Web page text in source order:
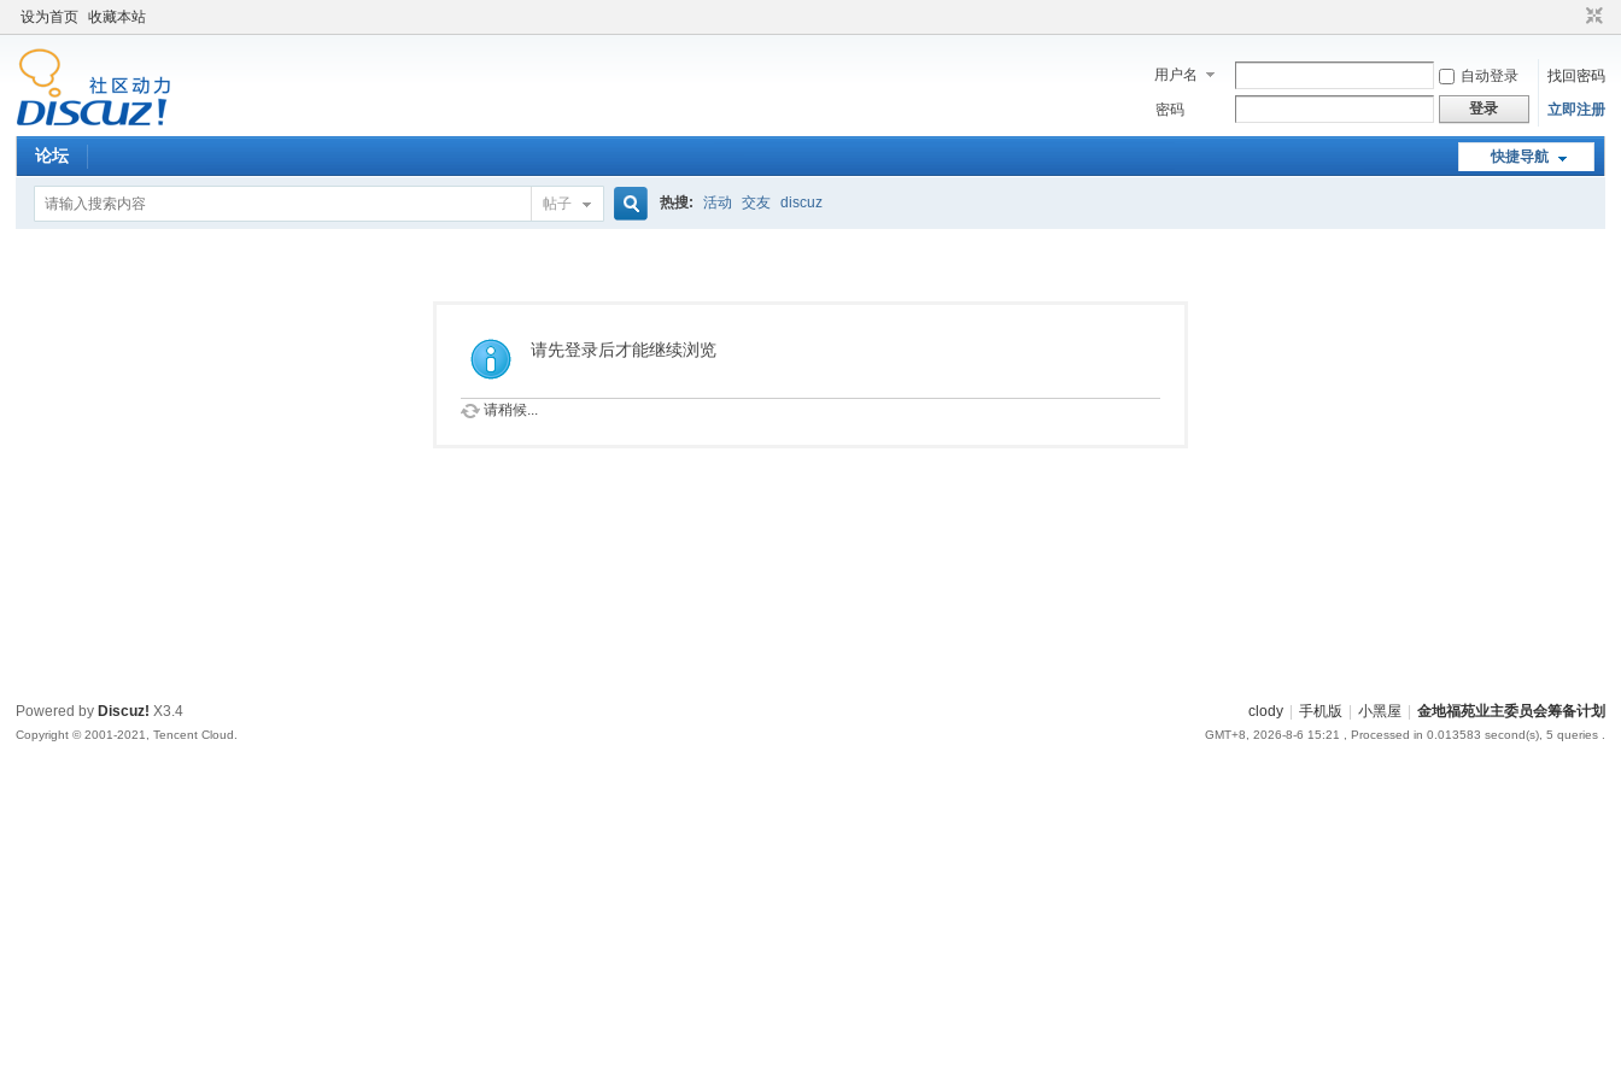
设为首页 收藏本站
用户名 自动登录
找回密码
密码
登录 立即注册
快捷导航
论坛
帖子
索
热搜: 活动 交友 discuz
请先登录后才能继续浏览
请稍候...
clody 手机版 小黑屋 金地福苑业主委员会筹备计划
GMT+8, 2026-8-6 15:21 , Processed in 0.013583 second(s), 5 queries .
Powered by Discuz! X3.4
Copyright © 2001-2021, Tencent Cloud.